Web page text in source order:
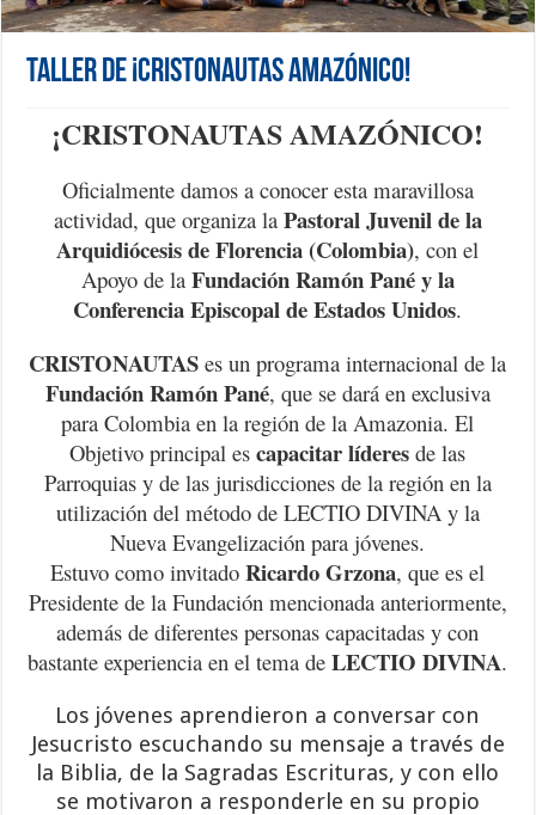
Taller de ¡CRISTONAUTAS AMAZÓNICO!
¡CRISTONAUTAS AMAZÓNICO!
Oficialmente damos a conocer esta maravillosa
actividad, que organiza la Pastoral Juvenil de la
Arquidiócesis de Florencia (Colombia), con el
Apoyo de la Fundación Ramón Pané y la
Conferencia Episcopal de Estados Unidos.
CRISTONAUTAS es un programa internacional de la
Fundación Ramón Pané, que se dará en exclusiva
para Colombia en la región de la Amazonia. El
Objetivo principal es capacitar líderes de las
Parroquias y de las jurisdicciones de la región en la
utilización del método de LECTIO DIVINA y la
Nueva Evangelización para jóvenes.
Estuvo como invitadoRicardo Grzona, que es el
Presidente de la Fundación mencionada anteriormente,
además de diferentes personas capacitadas y con
bastante experiencia en el tema deLECTIO DIVINA.
Los jóvenes aprendieron a conversar con
Jesucristo escuchando su mensaje a través de
la Biblia, de la Sagradas Escrituras, y con ello
se motivaron a responderle en su propio